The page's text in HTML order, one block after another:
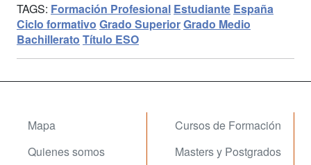
TAGS: Formación Profesional Estudiante España
Ciclo formativo Grado SuperiorGrado Medio
Bachillerato Título ESO
Mapa
Quienes somos
Cursos de Formación
Masters y Postgrados